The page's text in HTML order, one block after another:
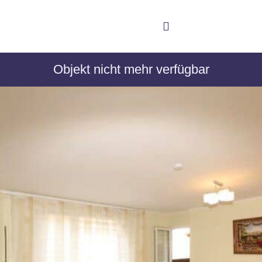
Objekt nicht mehr verfügbar